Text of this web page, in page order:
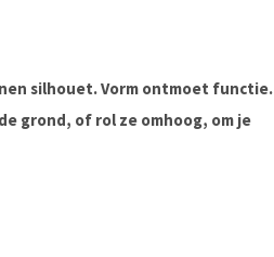
silhouet. Vorm ontmoet functie.
grond, of rol ze omhoog, om je